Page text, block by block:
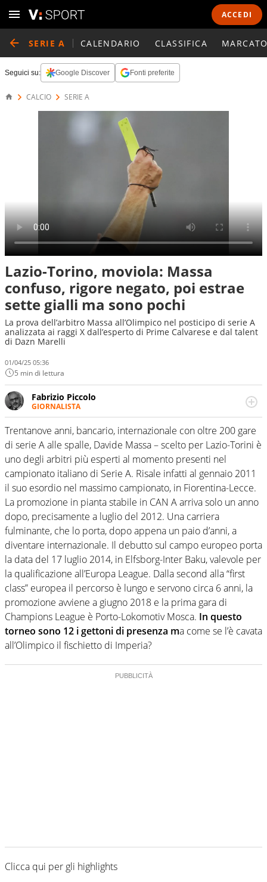
ACCEDI
SERIE A CALENDARIO CLASSIFICA
Seguici su: Google Discover Fonti preferite
CALCIO SERIE A
Lazio-Torino, moviola: Massa
confuso, rigore negato, poi estrae
sette gialli ma sono pochi
La prova dell’arbitro Massa all’Olimpico nel posticipo di serie A
analizzata ai raggi X dall’esperto di Prime Calvarese e dal talent
di Dazn Marelli
01/04/25 05:36
5 min di lettura
Fabrizio Piccolo
GIORNALISTA
Nella sua carriera ha seguito numerose manifestazioni
sportive e collaborato con agenzie e testate. Esperienza,
competenza, conoscenza e memoria storica. Si occupa
prevalentemente di calcio
Trentanove anni, bancario, internazionale con oltre 200 gare
di serie A alle spalle, Davide Massa – scelto per Lazio-Torini è
uno degli arbitri più esperti al momento presenti nel
campionato italiano di Serie A. Risale infatti al gennaio 2011
il suo esordio nel massimo campionato, in Fiorentina-Lecce.
La promozione in pianta stabile in CAN A arriva solo un anno
dopo, precisamente a luglio del 2012. Una carriera
fulminante, che lo porta, dopo appena un paio d’anni, a
diventare internazionale. Il debutto sul campo europeo porta
la data del 17 luglio 2014, in Elfsborg-Inter Baku, valevole per
la qualificazione all’Europa League. Dalla second alla “first
class” europea il percorso è lungo e servono circa 6 anni, la
promozione avviene a giugno 2018 e la prima gara di
Champions League è Porto-Lokomotiv Mosca. In questo
torneo sono 12 i gettoni di presenza ma come se l’è cavata
all’Olimpico il fischietto di Imperia?
Clicca qui per gli highlights